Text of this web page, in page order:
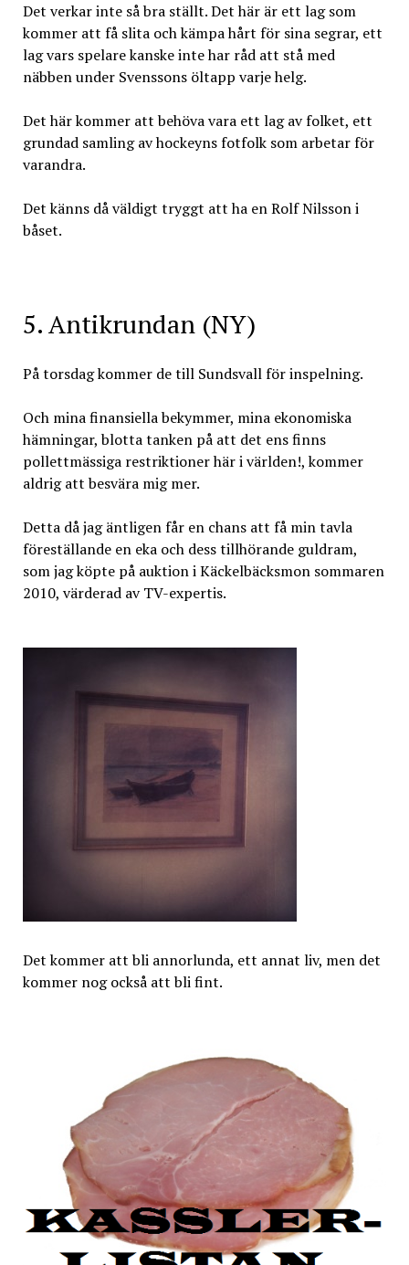
Det verkar inte så bra ställt. Det här är ett lag som
kommer att få slita och kämpa hårt för sina segrar, ett
lag vars spelare kanske inte har råd att stå med
näbben under Svenssons öltapp varje helg.
Det här kommer att behöva vara ett lag av folket, ett
grundad samling av hockeyns fotfolk som arbetar för
varandra.
Det känns då väldigt tryggt att ha en Rolf Nilsson i
båset.
5. Antikrundan (NY)
På torsdag kommer de till Sundsvall för inspelning.
Och mina finansiella bekymmer, mina ekonomiska
hämningar, blotta tanken på att det ens finns
pollettmässiga restriktioner här i världen!, kommer
aldrig att besvära mig mer.
Detta då jag äntligen får en chans att få min tavla
föreställande en eka och dess tillhörande guldram,
som jag köpte på auktion i Käckelbäcksmon sommaren
2010, värderad av TV-expertis.
Det kommer att bli annorlunda, ett annat liv, men det
kommer nog också att bli fint.